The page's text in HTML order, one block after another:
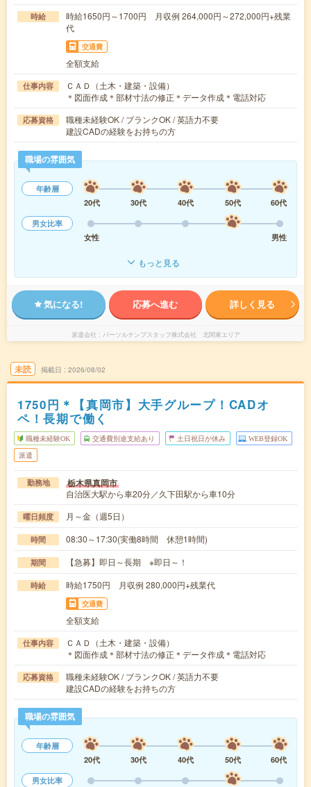
時給
時給1650円～1700円 月収例 264,000円～272,000円+残業
代
交通費
全額支給
仕事内容
ＣＡＤ（土木・建築・設備）
＊図面作成＊部材寸法の修正＊データ作成＊電話対応
応募資格
職種未経験OK / ブランクOK / 英語力不要
建設CADの経験をお持ちの方
職場の雰囲気
年齢層
20代
30代 40代 50代
60代
男女比率
女性
男性
もっと見る
気になる! 応募へ進む 詳しく見る
派遣会社 パーソルテンプスタッフ株式会社 北関東エリア
未読 掲載日 2026/08/02
1750円＊【真岡市】大手グループ！CADオ
ペ！長期で働く
職種未経験OK 交通費別途支給あり 土日祝日が休み WEB登録OK
派遣
勤務地 栃木県真岡市
自治医大駅から車20分／久下田駅から車10分
曜日頻度 月～金（週5日）
時間 08:30～17:30(実働8時間 休憩1時間)
期間 【急募】即日～長期 ※即日～！
時給 時給1750円 月収例 280,000円+残業代
交通費
全額支給
仕事内容
ＣＡＤ（土木・建築・設備）
＊図面作成＊部材寸法の修正＊データ作成＊電話対応
応募資格
職種未経験OK / ブランクOK / 英語力不要
建設CADの経験をお持ちの方
職場の雰囲気
年齢層
20代
30代 40代 50代
60代
男女比率